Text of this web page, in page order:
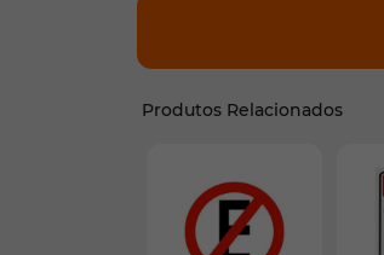
Produtos Relacionados